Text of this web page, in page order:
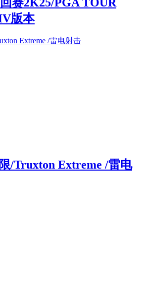
版本
/Truxton Extreme /雷电